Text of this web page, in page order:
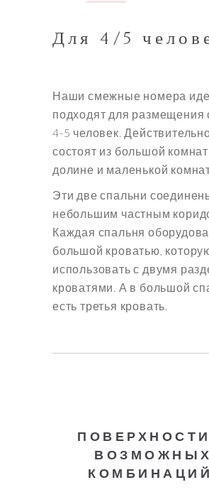
Для 4/5
Наши смежные номера
подходят для размещения
4-5 человек.
состоят из большой
долине и маленькой
Эти две спальни
небольшим частным
Каждая спальня
большой кроватью,
использовать с двумя
кроватями. А в большой
есть третья кровать.
ВОЗМОЖНЫХ